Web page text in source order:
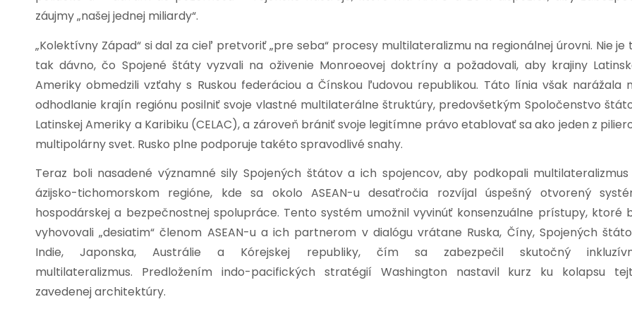
záujmy „našej jednej miliardy“.
„Kolektívny Západ“ si dal za cieľ pretvoriť „pre seba“ procesy multilateralizmu na regionálnej úrovni. Nie je
tak dávno, čo Spojené štáty vyzvali na oživenie Monroeovej doktríny a požadovali, aby krajiny
Ameriky obmedzili vzťahy s Ruskou federáciou a Čínskou ľudovou republikou. Táto línia však narážala
odhodlanie krajín regiónu posilniť svoje vlastné multilaterálne štruktúry, predovšetkým Spoločenstvo
Latinskej Ameriky a Karibiku (CELAC), a zároveň brániť svoje legitímne právo etablovať sa ako jeden z
multipolárny svet. Rusko plne podporuje takéto spravodlivé snahy.
Teraz boli nasadené významné sily Spojených štátov a ich spojencov, aby podkopali
ázijsko-tichomorskom regióne, kde sa okolo ASEAN-u desaťročia rozvíjal úspešný otvorený
hospodárskej a bezpečnostnej spolupráce. Tento systém umožnil vyvinúť konsenzuálne prístupy, ktoré
vyhovovali „desiatim“ členom ASEAN-u a ich partnerom v dialógu vrátane Ruska, Číny, Spojených
Indie, Japonska, Austrálie a Kórejskej republiky, čím sa zabezpečil skutočný
multilateralizmus. Predložením indo-pacifických stratégií Washington nastavil kurz ku kolapsu
zavedenej architektúry.